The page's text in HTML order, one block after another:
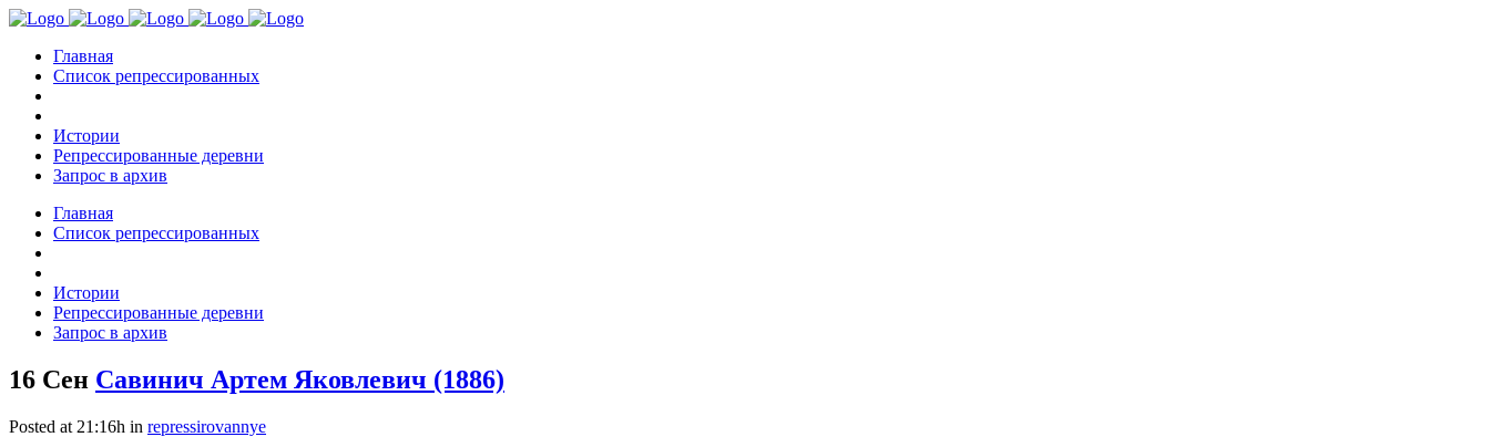
Главная
Список репрессированных
Истории
Репрессированные деревни
Запрос в архив
Главная
Список репрессированных
Истории
Репрессированные деревни
Запрос в архив
16 Сен Савинич Артем Яковлевич (1886)
Posted at 21:16h in repressirovannye